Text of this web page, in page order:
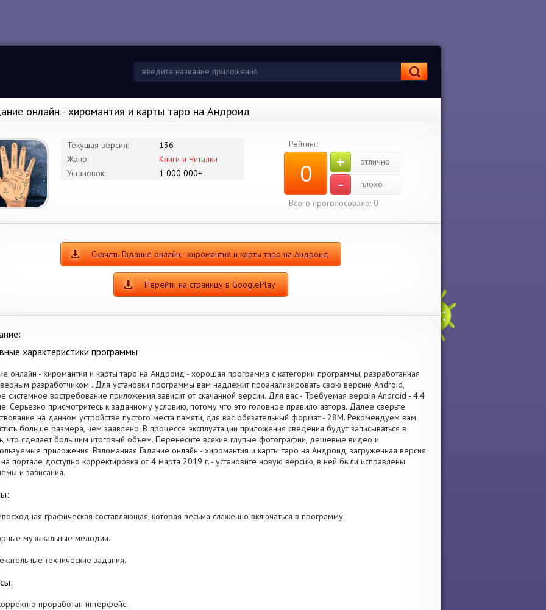
онлайн - хиромантия и карты таро на Андроид
Текущая версия:
136
Жанр:
Книги и Читалки
Установок:
1 000 000+
Рейтинг:
0 + отлично
-
плохо
Всего проголосовало: 0
Скачать Гадание онлайн - хиромантия и карты таро на Андроид
Перейти на страницу в GooglePlay
характеристики программы
онлайн - хиромантия и карты таро на Андроид - хорошая программа с категории программы, разработанная
разработчиком . Для установки программы вам надлежит проанализировать свою версию Android,
системное востребование приложения зависит от скачанной версии. Для вас - Требуемая версия Android - 4.4
Серьезно присмотритесь к заданному условию, потому что это головное правило автора. Далее сверьте
на данном устройстве пустого места памяти, для вас обязательный формат - 28M. Рекомендуем вам
больше размера, чем заявлено. В процессе эксплуатации приложения сведения будут записываться в
что сделает большим итоговый объем. Перенесите всякие глупые фотографии, дешевые видео и
приложения. Взломанная Гадание онлайн - хиромантия и карты таро на Андроид, загруженная версия
портале доступно корректировка от 4 марта 2019 г. - установите новую версию, в ней были исправлены
и зависания.
графическая составляющая, которая весьма слаженно включаться в программу.
музыкальные мелодии.
технические задания.
проработан интерфейс.